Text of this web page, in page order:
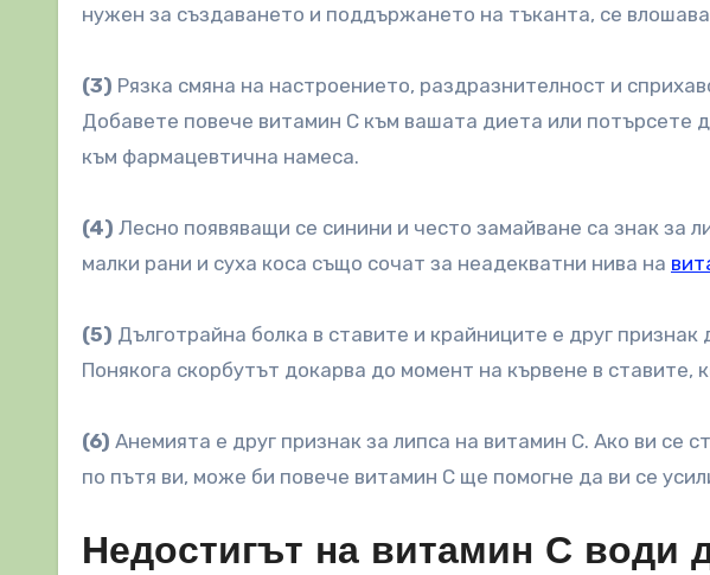
нужен за създаването и поддържането на тъканта, се
(3) Рязка смяна на настроението, раздразнителност и
Добавете повече витамин С към вашата диета или потърсете
към фармацевтична намеса.
(4) Лесно появяващи се синини и често замайване са знак за
малки рани и суха коса също сочат за неадекватни нива на
(5) Дълготрайна болка в ставите и крайниците е друг
Понякога скорбутът докарва до момент на кървене в ставите,
(6) Анемията е друг признак за липса на витамин С. Ако ви се
по пътя ви, може би повече витамин С ще помогне да ви се
Недостигът на витамин С води